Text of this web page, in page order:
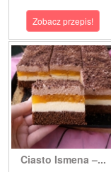
Zobacz przepis!
Ciasto Ismena –...